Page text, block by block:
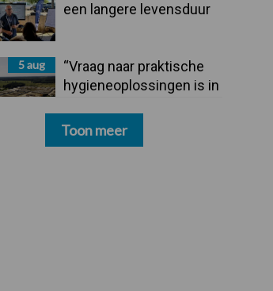
een langere levensduur
5 aug
“Vraag naar praktische
hygieneoplossingen is in
Toon meer